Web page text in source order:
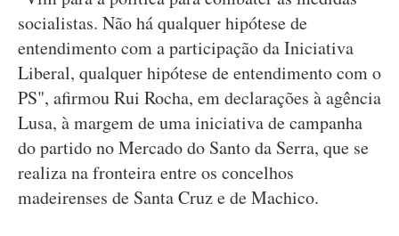
socialistas. Não há qualquer hipótese de
entendimento com a participação da Iniciativa
Liberal, qualquer hipótese de entendimento com o
PS", afirmou Rui Rocha, em declarações à agência
Lusa, à margem de uma iniciativa de campanha
do partido no Mercado do Santo da Serra, que se
realiza na fronteira entre os concelhos
madeirenses de Santa Cruz e de Machico.